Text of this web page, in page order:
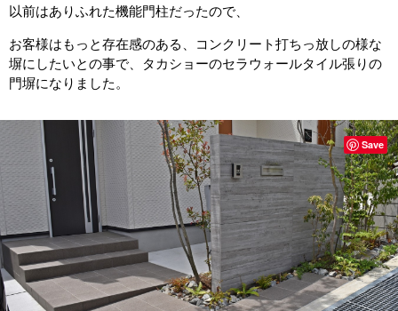
以前はありふれた機能門柱だったので、
お客様はもっと存在感のある、コンクリート打ちっ放しの様な
塀にしたいとの事で、タカショーのセラウォールタイル張りの
門塀になりました。
Save